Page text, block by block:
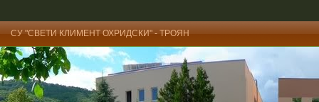
СУ "СВЕТИ КЛИМЕНТ ОХРИДСКИ" - ТРОЯН